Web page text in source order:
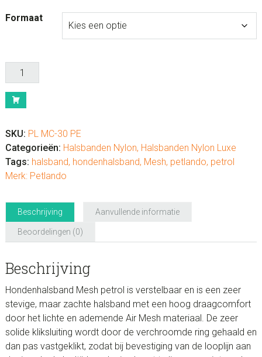
Formaat
Hondenhalsband
Mesh
Petrol
aantal
SKU: PL MC-30 PE
Categorieën: Halsbanden Nylon, Halsbanden Nylon Luxe
Tags: halsband, hondenhalsband, Mesh, petlando, petrol
Merk: Petlando
Beschrijving Aanvullende informatie
Beoordelingen (0)
Beschrijving
Hondenhalsband Mesh petrol is verstelbaar en is een zeer
stevige, maar zachte halsband met een hoog draagcomfort
door het lichte en ademende Air Mesh materiaal. De zeer
solide kliksluiting wordt door de verchroomde ring gehaald en
dan pas vastgeklikt, zodat bij bevestiging van de looplijn aan